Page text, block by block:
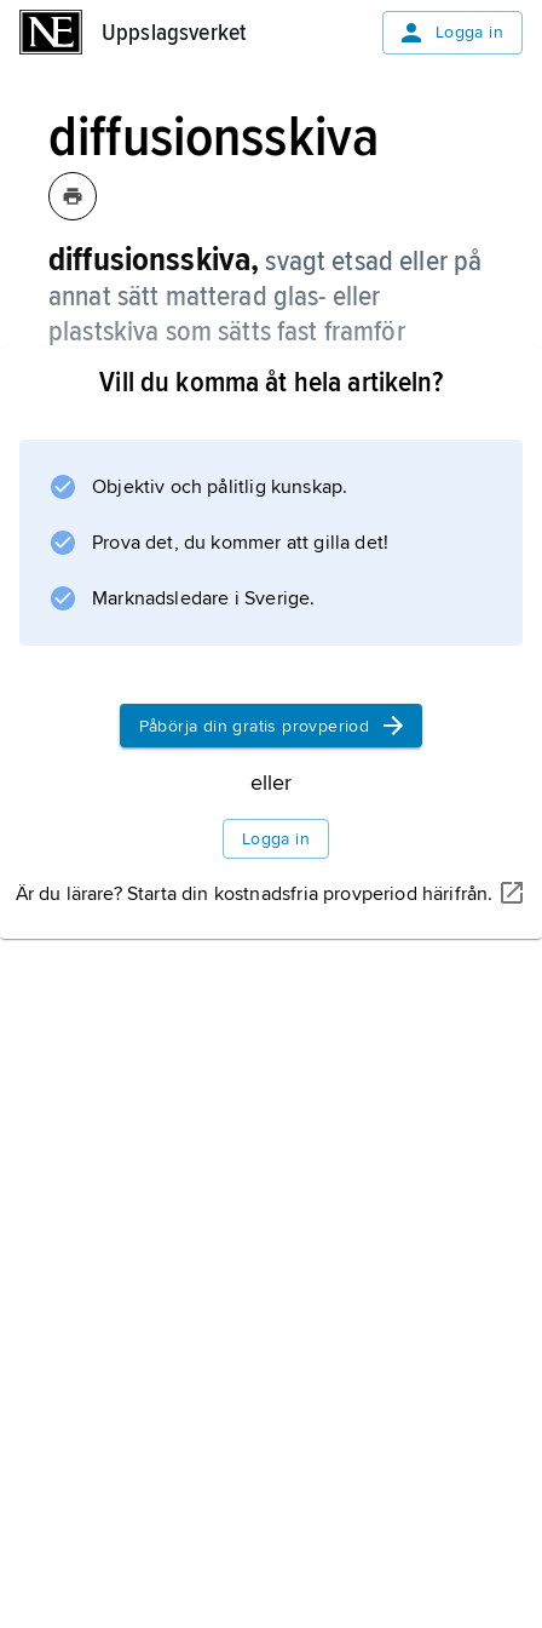
Uppslagsverket Logga in
diffusionsskiva
diffusionsskiva, svagt etsad eller på
annat sätt matterad glas- eller
plastskiva som sätts fast framför
kameraobjektivet.
en mjuktecknad bild. På blixt ger den ett
Vill du komma åt hela artikeln?
Objektiv och pålitlig kunskap.
Prova det, du kommer att gilla det!
Marknadsledare i Sverige.
Påbörja din gratis provperiod
eller
Logga in
Är du lärare? Starta din kostnadsfria provperiod härifrån.